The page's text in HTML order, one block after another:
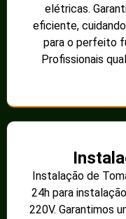
elétricas.
eficiente,
para o perfeito
Profissionais
Instalação de
24h para
220V. Garantimos